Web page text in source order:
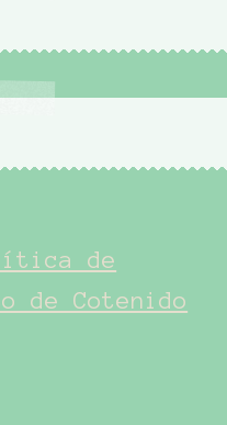
de
de Cotenido